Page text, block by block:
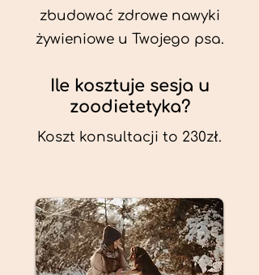
zbudować zdrowe nawyki
żywieniowe u Twojego psa.
Ile kosztuje sesja u
zoodietetyka?
Koszt konsultacji to 230zł.